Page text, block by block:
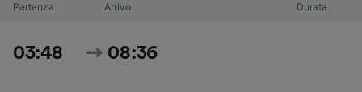
Partenza Arrivo Durata
03:48 08:36